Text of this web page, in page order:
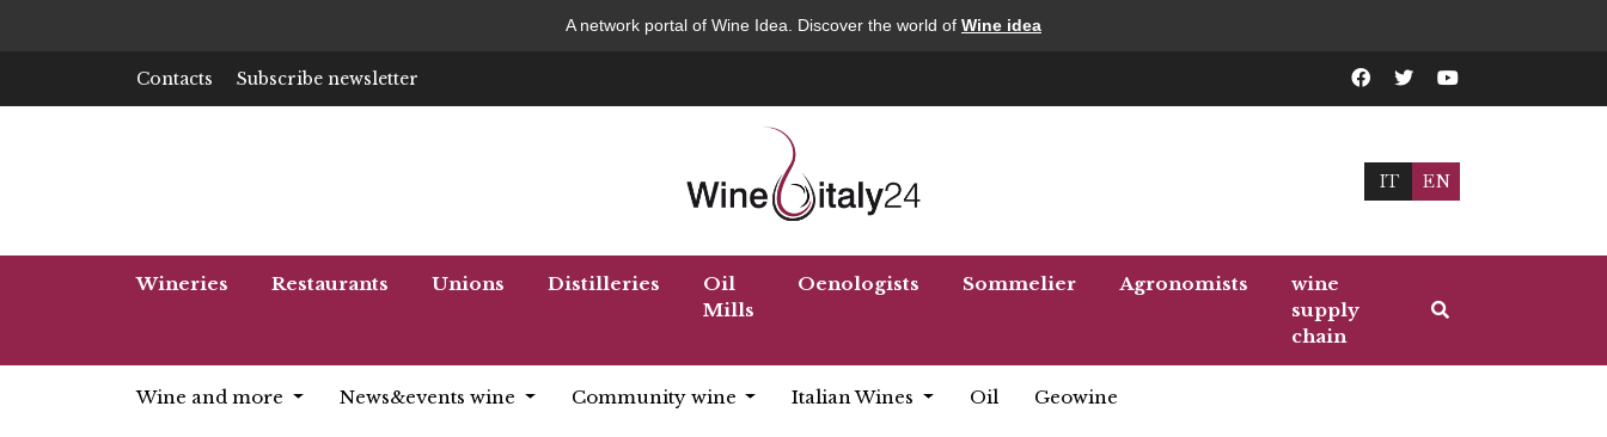
A network portal of Wine Idea. Discover the world of Wine idea
Contacts Subscribe newsletter
IT EN
Wineries Restaurants Unions Distilleries
Oil
Mills
Oenologists Sommelier Agronomists
wine
supply
chain
Wine and more News&events wine Community wine Italian Wines Oil Geowine